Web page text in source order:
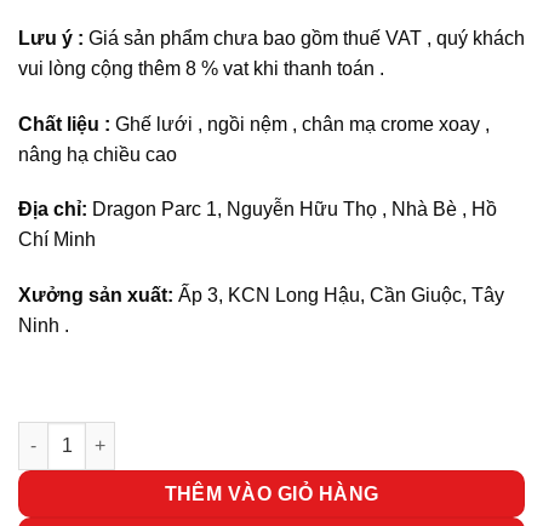
1,200,000₫. là:
1,050,000₫.
Lưu ý : Giá sản phẩm chưa bao gồm thuế VAT , quý khách
vui lòng cộng thêm 8 % vat khi thanh toán .
Chất liệu : Ghế lưới , ngồi nệm , chân mạ crome xoay ,
nâng hạ chiều cao
Địa chỉ: Dragon Parc 1, Nguyễn Hữu Thọ , Nhà Bè , Hồ
Chí Minh
Xưởng sản xuất: Ấp 3, KCN Long Hậu, Cần Giuộc, Tây
Ninh .
Ghế xoay văn phòng TP 84 số lượng
THÊM VÀO GIỎ HÀNG